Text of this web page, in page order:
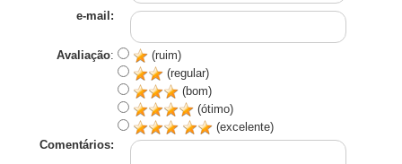
e-mail:
Avaliação:
(ruim)
(regular)
(bom)
(ótimo)
(excelente)
Comentários: